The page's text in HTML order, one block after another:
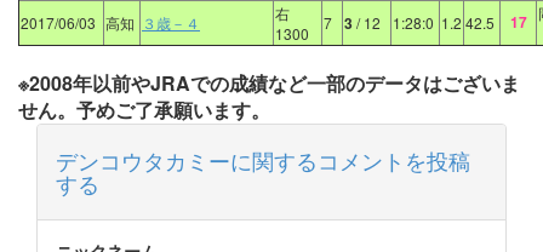
2017/06/03 高知 ３歳－４
右
1300
7 3/ 12 1:28:0 1.2 42.5 17
※2008年以前やJRAでの成績など一部のデータはございま
せん。予めご了承願います。
デンコウタカミーに関するコメントを投稿
する